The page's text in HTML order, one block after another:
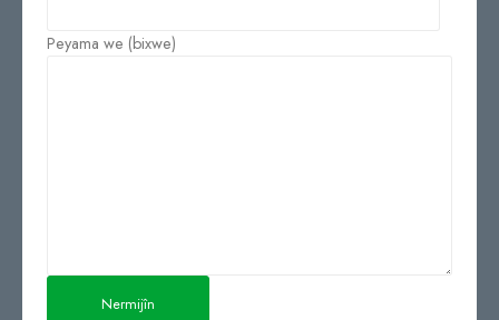
Peyama we (bixwe)